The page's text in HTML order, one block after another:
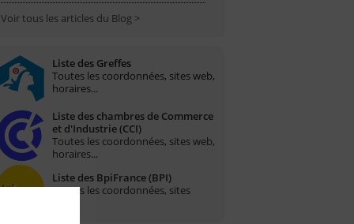
Voir tous les articles du Blog >
Liste des Greffes
Toutes les coordonnées, sites web,
horaires...
Liste des chambres de Commerce
et d'Industrie (CCI)
Toutes les coordonnées, sites web,
horaires...
Liste des BpiFrance (BPI)
Toutes les coordonnées, sites